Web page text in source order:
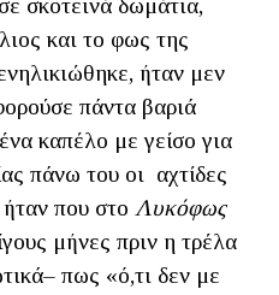
σκοτεινά δωμάτια,
και το φως της
ήταν μεν
πάντα βαριά
καπέλο με γείσο για
πάνω του οι αχτίδες
που στο Λυκόφως
μήνες πριν η τρέλα
πως «ό,τι δεν με